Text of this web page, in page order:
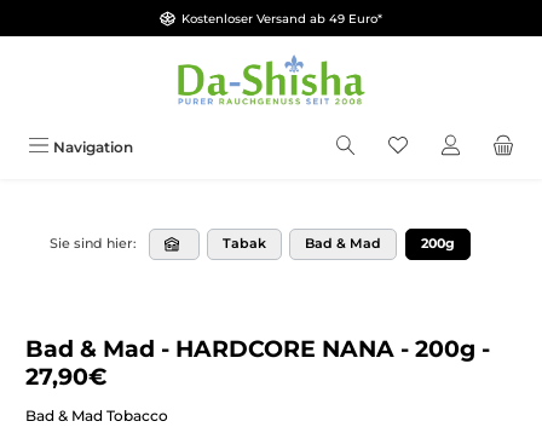
Zum Hauptinhalt springenKostenloser Versand ab 49 Euro*
Navigation Du hast 0
Sie sind hier: Tabak Bad & Mad 200g
Bad & Mad - HARDCORE NANA - 200g -
27,90€
Bad & Mad Tobacco